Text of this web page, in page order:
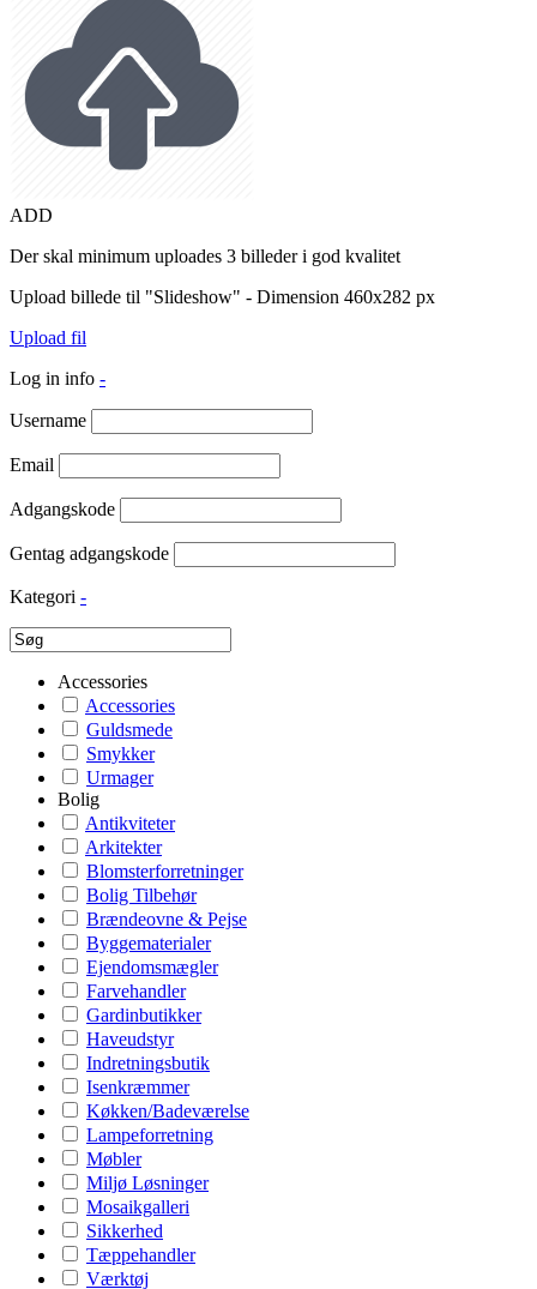
ADD
Der skal minimum uploades 3 billeder i god kvalitet
Upload billede til "Slideshow" - Dimension 460x282 px
Upload fil
Log in info -
Username
Email
Adgangskode
Gentag adgangskode
Kategori -
Accessories
Accessories
Guldsmede
Smykker
Urmager
Bolig
Antikviteter
Arkitekter
Blomsterforretninger
Bolig Tilbehør
Brændeovne & Pejse
Byggematerialer
Ejendomsmægler
Farvehandler
Gardinbutikker
Haveudstyr
Indretningsbutik
Isenkræmmer
Køkken/Badeværelse
Lampeforretning
Møbler
Miljø Løsninger
Mosaikgalleri
Sikkerhed
Tæppehandler
Værktøj